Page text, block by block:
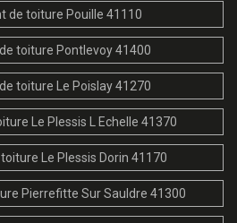
de toiture Pouille 41110
toiture Pontlevoy 41400
toiture Le Poislay 41270
Le Plessis L Echelle 41370
Le Plessis Dorin 41170
Pierrefitte Sur Sauldre 41300